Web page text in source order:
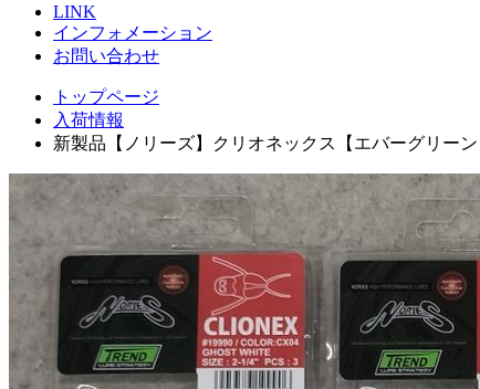
LINK
インフォメーション
お問い合わせ
トップページ
入荷情報
新製品【ノリーズ】クリオネックス【エバーグリー